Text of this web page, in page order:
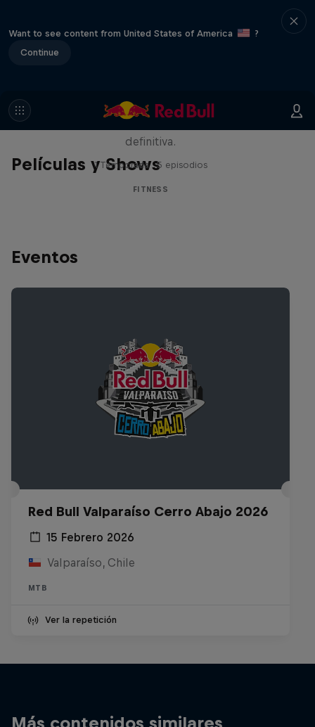
Want to see content from United States of America
?
Continue
Películas y Shows
Los mejores atletas HYROX compiten
definitiva.
1 Temporada · 5 episodios
FITNESS
Eventos
Red Bull Valparaíso Cerro Abajo 2026
15 Febrero 2026
Valparaíso, Chile
MTB
Ver la repetición
Más contenidos similares